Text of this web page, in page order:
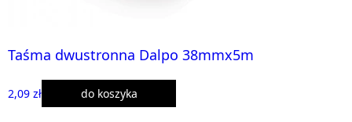
Taśma dwustronna Dalpo 38mmx5m
2,09 zł do koszyka